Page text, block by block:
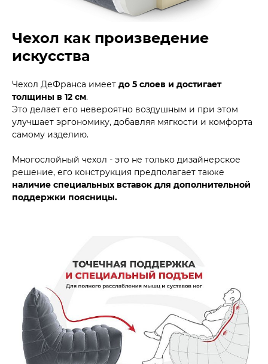
Чехол как произведение
искусства
Чехол ДеФранса имеет до 5 слоев и достигает
толщины в 12 см.
Это делает его невероятно воздушным и при этом
улучшает эргономику, добавляя мягкости и комфорта
самому изделию.
Многослойный чехол - это не только дизайнерское
решение, его конструкция предполагает также
наличие специальных вставок для дополнительной
поддержки поясницы.